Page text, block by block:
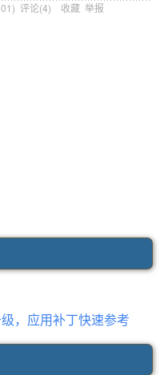
) 评论(4) 收藏 举报
，应用补丁快速参考